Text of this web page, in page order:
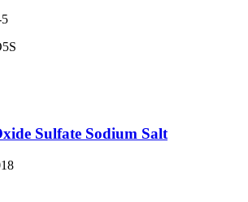
Sulfate Sodium Salt